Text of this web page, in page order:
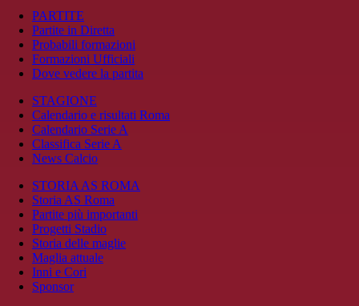
PARTITE
Partite in Diretta
Probabili formazioni
Formazioni Ufficiali
Dove vedere la partita
STAGIONE
Calendario e risultati Roma
Calendario Serie A
Classifica Serie A
News Calcio
STORIA AS ROMA
Storia AS Roma
Partite più importanti
Progetti Stadio
Storia delle maglie
Maglia attuale
Inni e Cori
Sponsor